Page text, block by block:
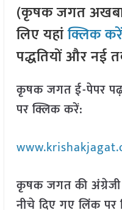
(कृषक जगत
लिए यहांक्लिक
पद्धतियों और नई
कृषक जगत ई-पेपर
पर क्लिक करें:
कृषक जगत की
नीचे दिए गए लिंक